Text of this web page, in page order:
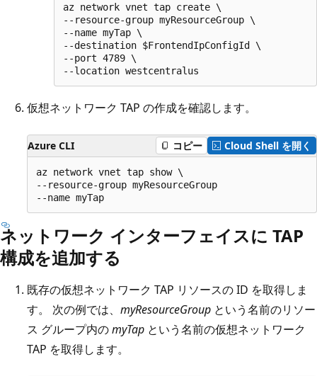
az network vnet tap create \
--resource-group myResourceGroup \
--name myTap \
--destination $FrontendIpConfigId \
--port 4789 \
仮想ネットワーク TAP の作成を確認します。
Azure CLI コピー Cloud Shell を開く
az network vnet tap show \
--resource-group myResourceGroup
ネットワーク インターフェイスに TAP
構成を追加する
既存の仮想ネットワーク TAP リソースの ID を取得しま
す。 次の例では、 myResourceGroup という名前のリソー
ス グループ内のmyTap という名前の仮想ネットワーク
TAP を取得します。